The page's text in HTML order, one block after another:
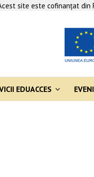
site este cofinanţat din
EDUACCES